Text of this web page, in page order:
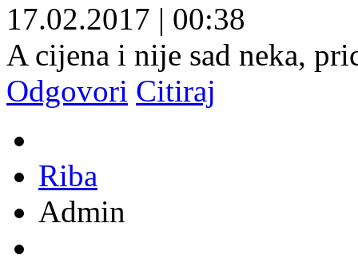
17.02.2017 | 00:38
A cijena i nije sad neka,
Odgovori Citiraj
Riba
Admin